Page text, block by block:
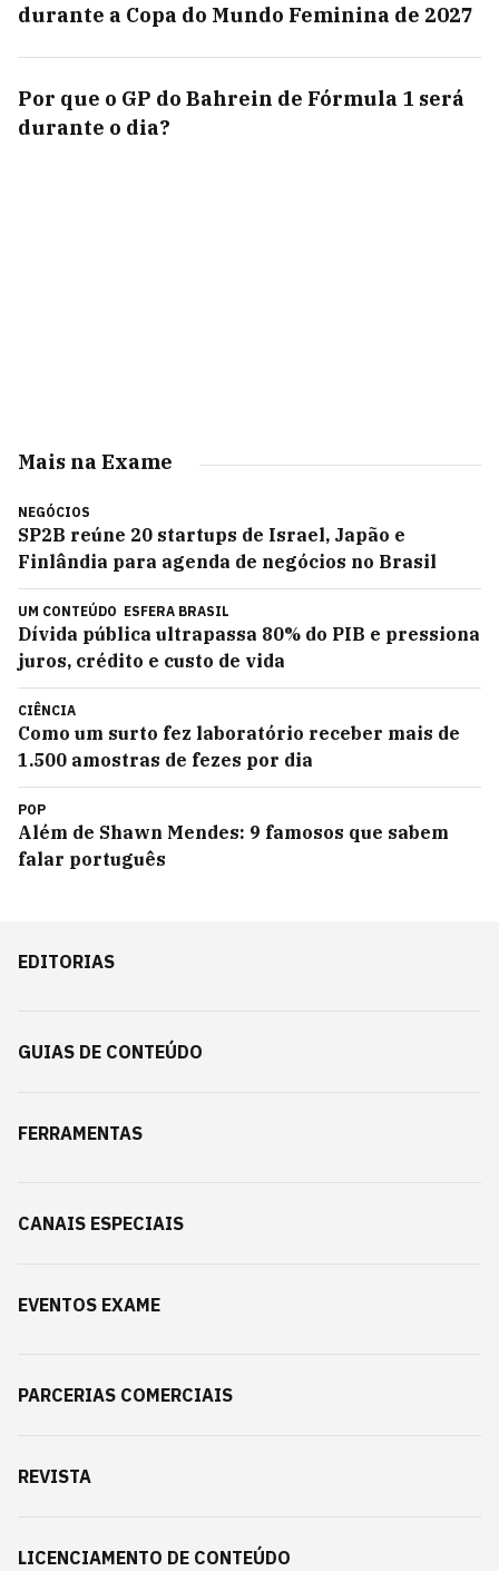
durante a Copa do Mundo Feminina de 2027
Por que o GP do Bahrein de Fórmula 1 será
durante o dia?
Mais na Exame
NEGÓCIOS
SP2B reúne 20 startups de Israel, Japão e
Finlândia para agenda de negócios no Brasil
UM CONTEÚDO ESFERA BRASIL
Dívida pública ultrapassa 80% do PIB e pressiona
juros, crédito e custo de vida
CIÊNCIA
Como um surto fez laboratório receber mais de
1.500 amostras de fezes por dia
POP
Além de Shawn Mendes: 9 famosos que sabem
falar português
EDITORIAS
GUIAS DE CONTEÚDO
FERRAMENTAS
CANAIS ESPECIAIS
EVENTOS EXAME
PARCERIAS COMERCIAIS
REVISTA
LICENCIAMENTO DE CONTEÚDO